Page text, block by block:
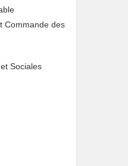
Commande des
Sociales